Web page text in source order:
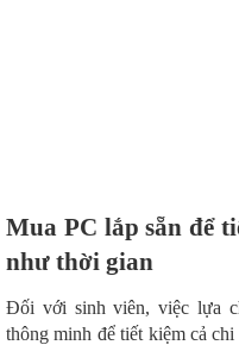
Mua PC lắp sẵn để
như thời gian
Đối với sinh viên, việc lựa
thông minh để tiết kiệm cả